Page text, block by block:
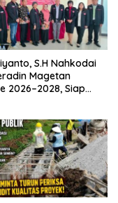
S.H Nahkodai
Magetan
2026–2028, Siap